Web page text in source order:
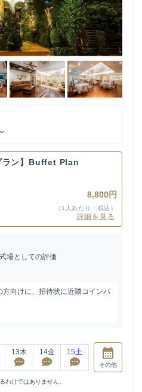
ラン】Buffet Plan
8,800円
（1人あたり・税込）
詳細を見る
場としての評価
向けに、招待状に近隣コインパ
13木 14金 15土
その他
わけではありません。